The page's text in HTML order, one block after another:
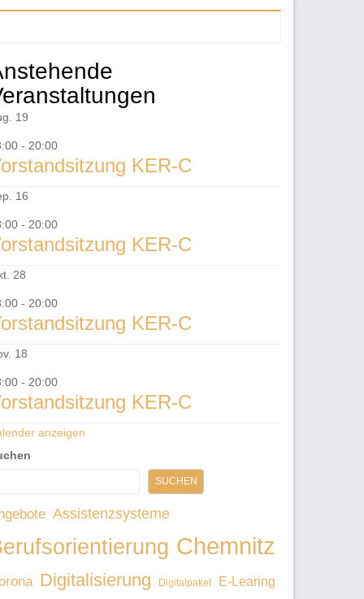
19
- 20:00
KER-C
16
- 20:00
KER-C
28
- 20:00
KER-C
18
- 20:00
KER-C
anzeigen
SUCHEN
Assistenzsysteme
Chemnitz
Digitalisierung Digitalpaket E-Learing